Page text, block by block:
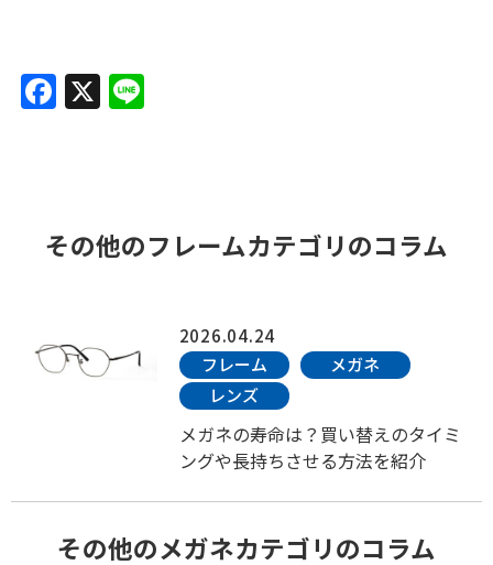
F
b
o
k
X
その他のフレームカテゴリのコラム
2026.04.24
フレーム
メガネ
レンズ
メガネの寿命は？買い替えのタイミ
ングや長持ちさせる方法を紹介
その他のメガネカテゴリのコラム